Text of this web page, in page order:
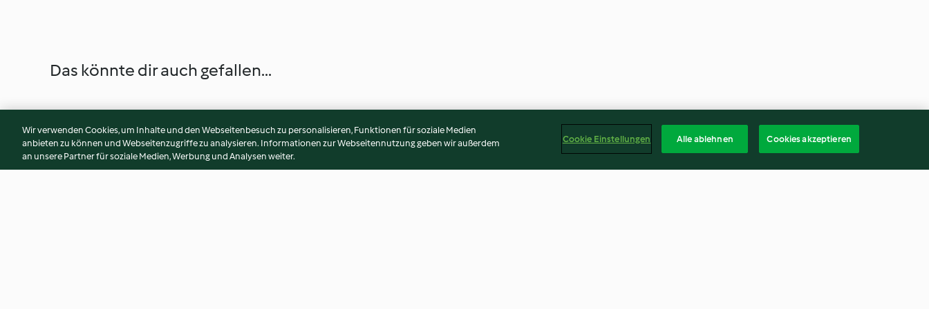
Das könnte dir auch gefallen...
Wir verwenden Cookies, um Inhalte und den Webseitenbesuch zu personalisieren, Funktionen für soziale Medien
anbieten zu können und Webseitenzugriffe zu analysieren. Informationen zur Webseitennutzung geben wir außerdem
an unsere Partner für soziale Medien, Werbung und Analysen weiter.
Cookie Einstellungen Alle ablehnen Cookies akzeptieren